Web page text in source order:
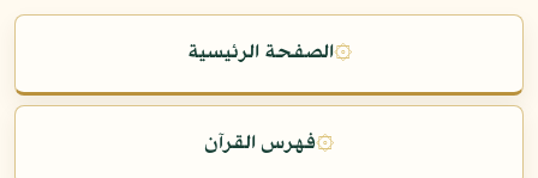
۞الصفحة الرئيسية
۞فهرس القرآن